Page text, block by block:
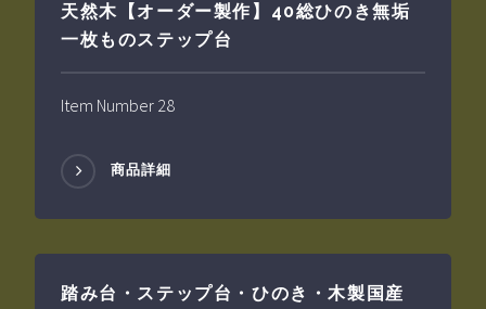
天然木【オーダー製作】40総ひのき無垢
一枚ものステップ台
Item Number 28
商品詳細
踏み台・ステップ台・ひのき・木製国産